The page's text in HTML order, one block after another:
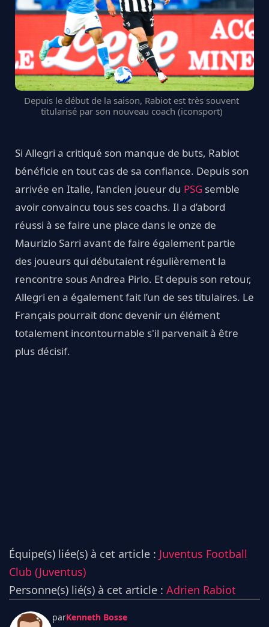
Depuis le début de la saison, Rabiot est très souvent
titularisé par son nouveau coach (iconsport)
Si Allegri a critiqué son manque de buts, Rabiot
bénéficie en tout cas de sa confiance. Depuis son
arrivée en Italie, l’ancien joueur du PSG semble
avoir convaincu tous ses coachs. Il a d’abord
réussi à se faire une place dans le onze de
Maurizio Sarri avant de faire également partie
des joueurs qui débutaient régulièrement la
rencontre sous Andrea Pirlo. Et depuis son retour,
Allegri en a également fait l’un de ses titulaires. Le
Français pourrait donc devenir un élément
totalement incontournable s'il parvenait à être
plus décisif.
Équipe(s) liée(s) à cet article : Juventus Football
Club (Juventus)
Personne(s) lié(s) à cet article : Adrien Rabiot
parKenneth Bosse